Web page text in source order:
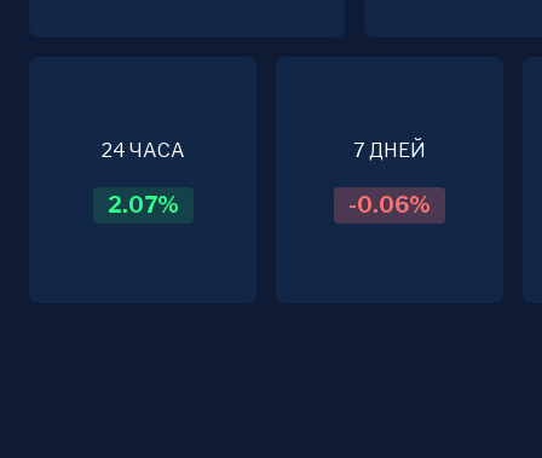
24 ЧАСА
2.07%
7 ДНЕЙ
-0.06%